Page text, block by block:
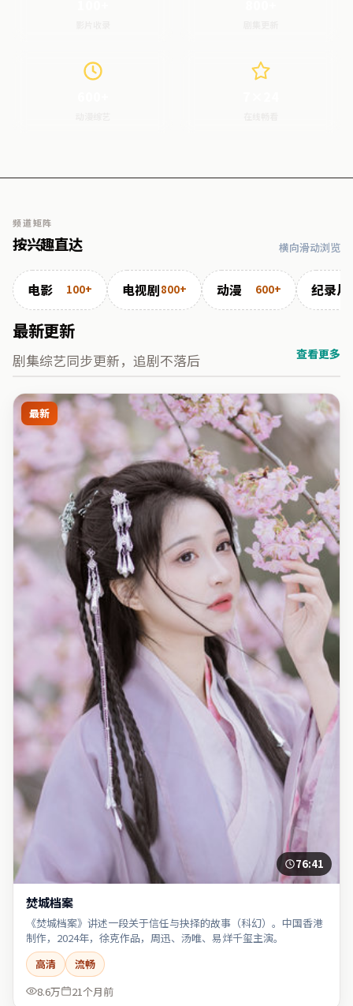
频道矩阵
按兴趣直达 横向滑动浏览
电影 100+ 电视剧800+ 动漫 600+ 纪录片
最新更新
剧集综艺同步更新，追剧不落后 查看更多
最新
76:41
焚城档案
《焚城档案》讲述一段关于信任与抉择的故事（科幻）。中国香港
制作，2024年，徐克作品，周迅、汤唯、易烊千玺主演。
高清
流畅
8.6万
21个月前